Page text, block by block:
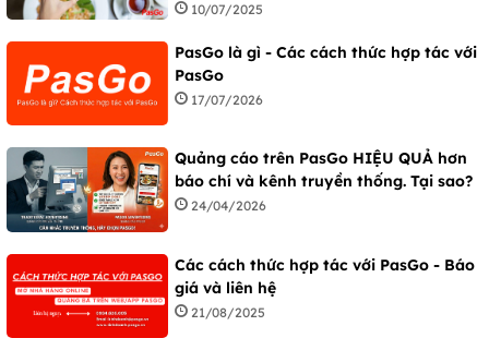
10/07/2025
PasGo là gì - Các cách thức hợp tác với
PasGo
17/07/2026
Quảng cáo trên PasGo HIỆU QUẢ hơn
báo chí và kênh truyền thống. Tại sao?
24/04/2026
Các cách thức hợp tác với PasGo - Báo
giá và liên hệ
21/08/2025